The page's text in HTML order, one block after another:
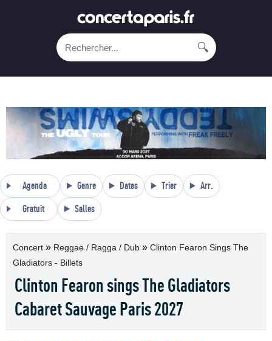
🔍
Agenda Genre Dates Trier Arr.
Gratuit Salles
Concert » Reggae / Ragga / Dub » Clinton Fearon Sings The
Gladiators - Billets
Clinton Fearon sings The Gladiators
Cabaret Sauvage Paris 2027